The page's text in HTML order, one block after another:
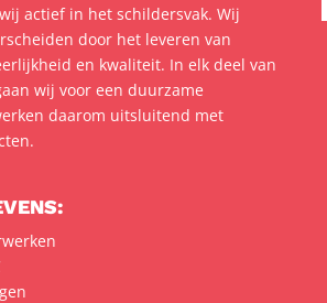
actief in het schildersvak. Wij
door het leveren van
en kwaliteit. In elk deel van
wij voor een duurzame
daarom uitsluitend met